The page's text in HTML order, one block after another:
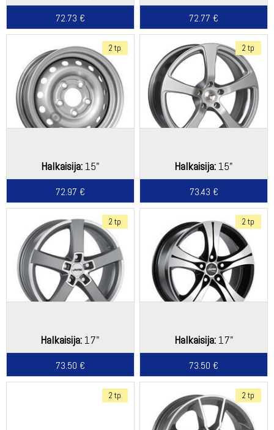
72.73 € 72.77 €
2 tp
Halkaisija:15"
72.97 €
2 tp
Halkaisija: 15"
73.43 €
2 tp
Halkaisija: 17"
73.50 €
2 tp
Halkaisija:17"
73.50 €
2 tp 2 tp